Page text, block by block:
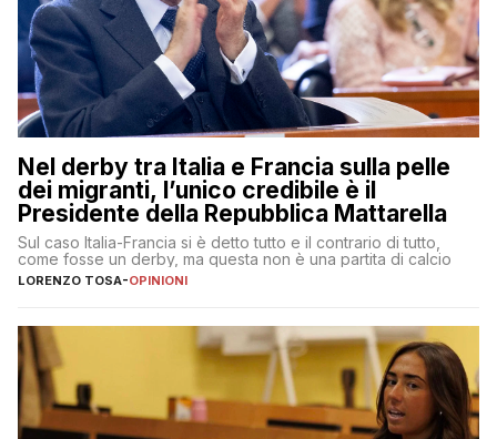
Nel derby tra Italia e Francia sulla pelle
dei migranti, l’unico credibile è il
Presidente della Repubblica Mattarella
Sul caso Italia-Francia si è detto tutto e il contrario di tutto,
come fosse un derby, ma questa non è una partita di calcio
LORENZO TOSA-OPINIONI